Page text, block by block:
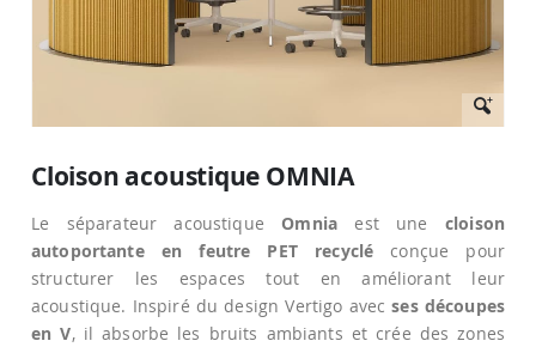
début
la
Galerie
d’images
Cloison acoustique OMNIA
Le séparateur acoustique Omniaest unecloison
autoportante en feutre PET recyclé conçue pour
structurer les espaces tout en améliorant leur
acoustique. Inspiré du design Vertigo avecses découpes
en V, il absorbe les bruits ambiants et crée des zones